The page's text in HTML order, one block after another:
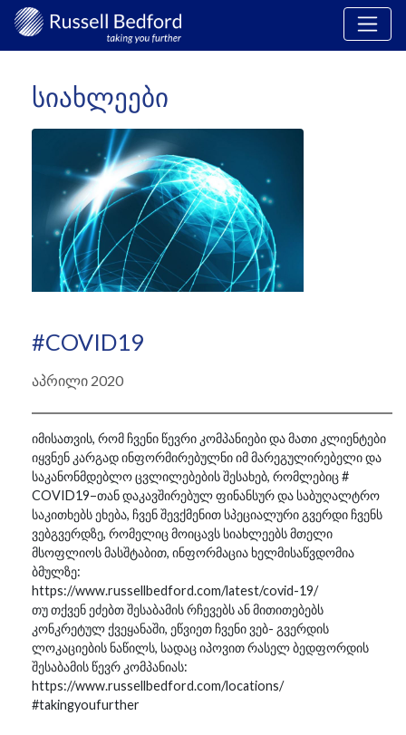
ᲡᲘᲐᲮᲚᲔᲔᲑᲘ
#COVID19
Აპრილი 2020
იმისათვის, რომ ჩვენი წევრი კომპანიები და მათი კლიენტები
იყვნენ კარგად ინფორმირებულნი იმ მარეგულირებელი და
საკანონმდებლო ცვლილებების შესახებ, რომლებიც #
COVID19–თან დაკავშირებულ ფინანსურ და საბუღალტრო
საკითხებს ეხება, ჩვენ შევქმენით სპეციალური გვერდი ჩვენს
ვებგვერდზე, რომელიც მოიცავს სიახლეებს მთელი
მსოფლიოს მასშტაბით, ინფორმაცია ხელმისაწვდომია
ბმულზე:
https://www.russellbedford.com/latest/covid-19/
თუ თქვენ ეძებთ შესაბამის რჩევებს ან მითითებებს
კონკრეტულ ქვეყანაში, ეწვიეთ ჩვენი ვებ- გვერდის
ლოკაციების ნაწილს, სადაც იპოვით რასელ ბედფორდის
შესაბამის წევრ კომპანიას:
https://www.russellbedford.com/locations/
#takingyoufurther